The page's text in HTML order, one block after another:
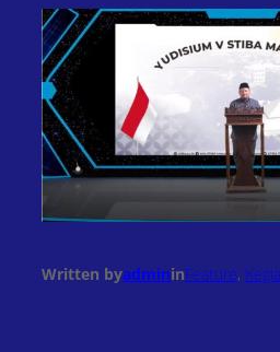
Written byadmininFeature,